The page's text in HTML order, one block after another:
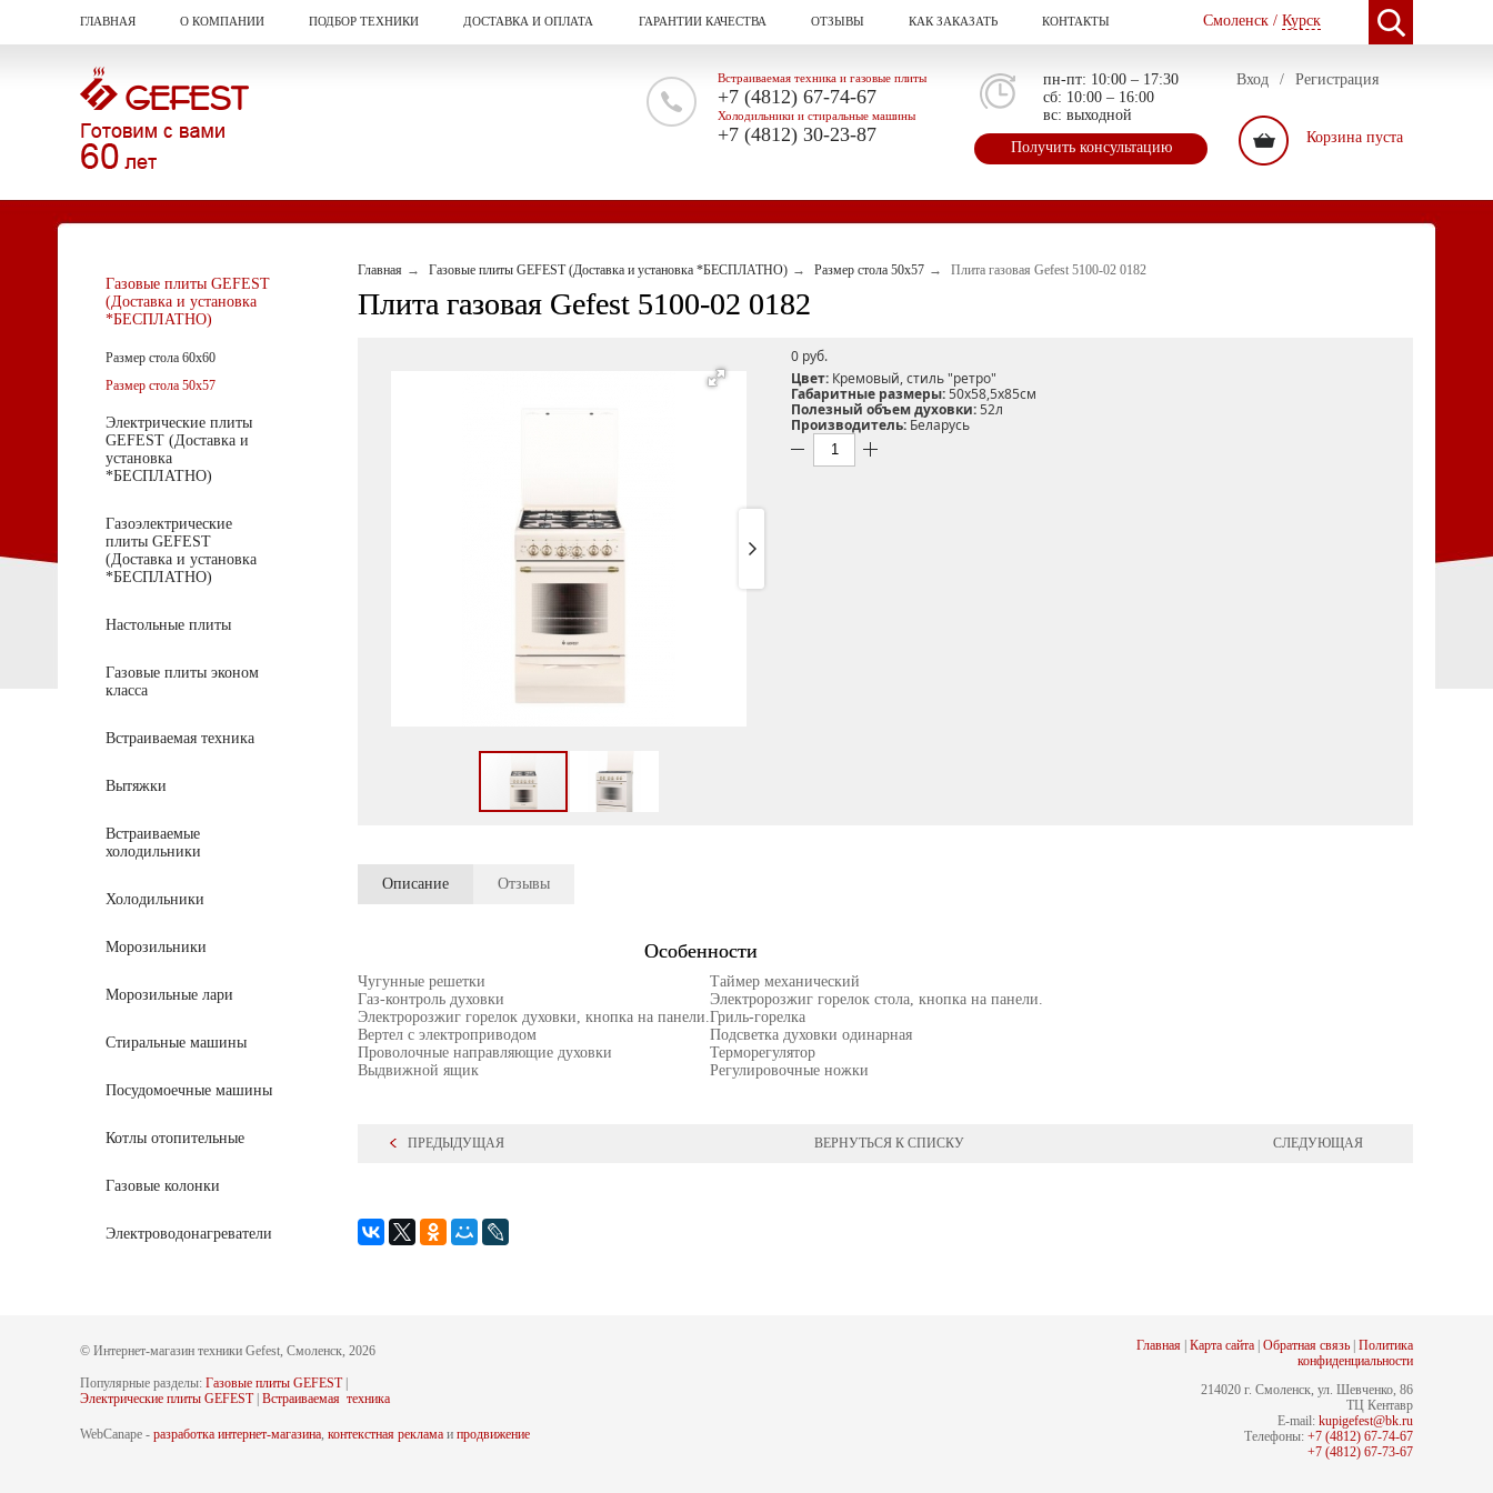
Получить консультацию
пн-пт: 10:00 – 17:30
сб: 10:00 – 16:00
вс: выходной
Встраиваемая техника и газовые плиты
+7 (4812) 67-74-67
Холодильники и стиральные машины
+7 (4812) 30-23-87
Смоленск / Курск
ГЛАВНАЯ О КОМПАНИИ ПОДБОР ТЕХНИКИ ДОСТАВКА И ОПЛАТА ГАРАНТИИ КАЧЕСТВА ОТЗЫВЫ КАК ЗАКАЗАТЬ КОНТАКТЫ
Вход / Регистрация
Корзина пуста
Главная Газовые плиты GEFEST (Доставка и установка *БЕСПЛАТНО) Размер стола 50х57 Плита газовая Gefest 5100-02 0182
Плита газовая Gefest 5100-02 0182
0 pуб.
Цвет: Кремовый, стиль "ретро"
Габаритные размеры:50х58,5х85см
Полезный объем духовки:52л
Производитель: Беларусь
Описание Отзывы
Особенности
Чугунные решетки
Таймер механический
Газ-контроль духовки
Электророзжиг горелок стола, кнопка на панели.
Электророзжиг горелок духовки, кнопка на панели. Гриль-горелка
Вертел с электроприводом
Подсветка духовки одинарная
Проволочные направляющие духовки
Терморегулятор
Выдвижной ящик
Регулировочные ножки
ПРЕДЫДУЩАЯ ВЕРНУТЬСЯ К СПИСКУ СЛЕДУЮЩАЯ
Газовые плиты GEFEST
(Доставка и установка
*БЕСПЛАТНО)
Размер стола 60х60
Размер стола 50х57
Электрические плиты
GEFEST (Доставка и
установка
*БЕСПЛАТНО)
Газоэлектрические
плиты GEFEST
(Доставка и установка
*БЕСПЛАТНО)
Настольные плиты
Газовые плиты эконом
класса
Встраиваемая техника
Вытяжки
Встраиваемые
холодильники
Холодильники
Морозильники
Морозильные лари
Стиральные машины
Посудомоечные машины
Котлы отопительные
Газовые колонки
Электроводонагреватели
© Интернет-магазин техники Gefest, Смоленск, 2026
Популярные разделы: Газовые плиты GEFEST|
Электрические плиты GEFEST| Встраиваемая техника
214020 г. Смоленск, ул. Шевченко, 86
ТЦ Кентавр
E-mail: kupigefest@bk.ru
Телефоны: +7 (4812) 67-74-67
+7 (4812) 67-73-67
Главная Карта сайта Обратная связь Политика
конфиденциальности
WebCanape - разработка интернет-магазина, контекстная реклама и продвижение